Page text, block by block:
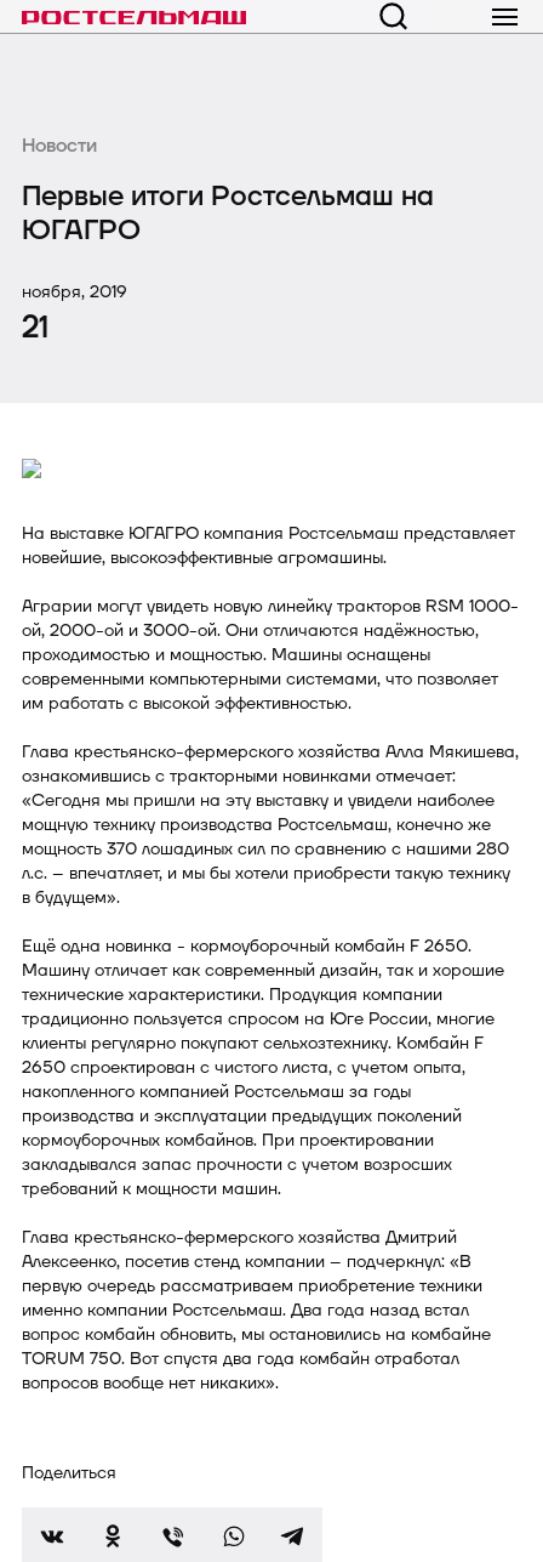
Новости
Первые итоги Ростсельмаш на
ЮГАГРО
ноября, 2019
21
На выставке ЮГАГРО компания Ростсельмаш представляет
новейшие, высокоэффективные агромашины.
Аграрии могут увидеть новую линейку тракторов RSM 1000-
ой, 2000-ой и 3000-ой. Они отличаются надёжностью,
проходимостью и мощностью. Машины оснащены
современными компьютерными системами, что позволяет
им работать с высокой эффективностью.
Глава крестьянско-фермерского хозяйства Алла Мякишева,
ознакомившись с тракторными новинками отмечает:
«Сегодня мы пришли на эту выставку и увидели наиболее
мощную технику производства Ростсельмаш, конечно же
мощность 370 лошадиных сил по сравнению с нашими 280
л.с. – впечатляет, и мы бы хотели приобрести такую технику
в будущем».
Ещё одна новинка - кормоуборочный комбайн F 2650.
Машину отличает как современный дизайн, так и хорошие
технические характеристики. Продукция компании
традиционно пользуется спросом на Юге России, многие
клиенты регулярно покупают сельхозтехнику. Комбайн F
2650 спроектирован с чистого листа, с учетом опыта,
накопленного компанией Ростсельмаш за годы
производства и эксплуатации предыдущих поколений
кормоуборочных комбайнов. При проектировании
закладывался запас прочности с учетом возросших
требований к мощности машин.
Глава крестьянско-фермерского хозяйства Дмитрий
Алексеенко, посетив стенд компании – подчеркнул: «В
первую очередь рассматриваем приобретение техники
именно компании Ростсельмаш. Два года назад встал
вопрос комбайн обновить, мы остановились на комбайне
TORUM 750. Вот спустя два года комбайн отработал
вопросов вообще нет никаких».
Поделиться